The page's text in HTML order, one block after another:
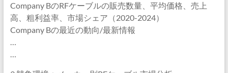
Company BのRFケーブルの販売数量、平均価格、売上
高、粗利益率、市場シェア（2020-2024）
Company Bの最近の動向/最新情報
…
…